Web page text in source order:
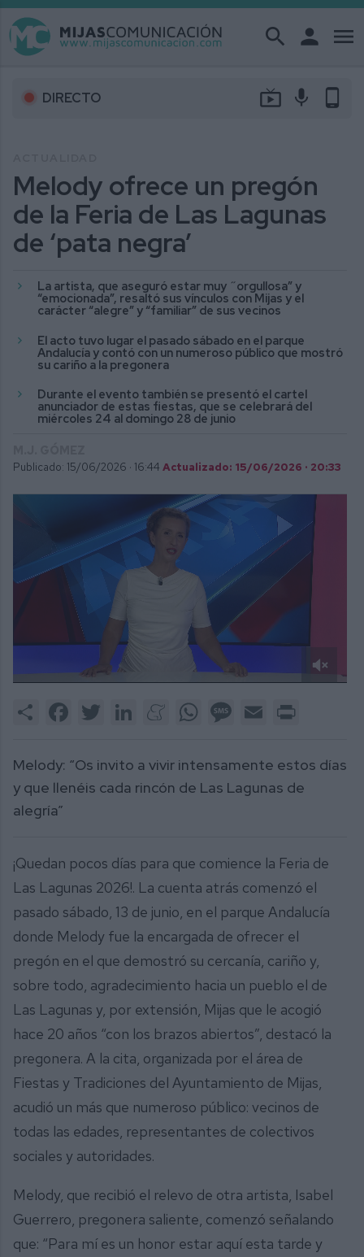
search person menu
DIRECTO live_tv mic phone_android
Melody ofrece un pregón
de la Feria de Las Lagunas
de ‘pata negra’
La artista, que aseguró estar muy ˝orgullosa” y
“emocionada”, resaltó sus vínculos con Mijas y el
carácter “alegre” y “familiar” de sus vecinos
El acto tuvo lugar el pasado sábado en el parque
Andalucía y contó con un numeroso público que mostró
su cariño a la pregonera
Durante el evento también se presentó el cartel
anunciador de estas fiestas, que se celebrará del
miércoles 24 al domingo 28 de junio
Publicado: 15/06/2026 · 16:44 Actualizado: 15/06/2026 · 20:33
3
Share FacebookTwitter LinkedInMeneameWhatsAppMessage
Email
Melody: “Os invito a vivir intensamente estos días
y que llenéis cada rincón de Las Lagunas de
alegría”
¡Quedan pocos días para que comience la Feria de
Las Lagunas 2026!. La cuenta atrás comenzó el
pasado sábado, 13 de junio, en el parque Andalucía
donde Melody fue la encargada de ofrecer el
pregón en el que demostró su cercanía, cariño y,
sobre todo, agradecimiento hacia un pueblo el de
Las Lagunas y, por extensión, Mijas que le acogió
hace 20 años “con los brazos abiertos”, destacó la
pregonera. A la cita, organizada por el área de
Fiestas y Tradiciones del Ayuntamiento de Mijas,
acudió un más que numeroso público: vecinos de
todas las edades, representantes de colectivos
sociales y autoridades.
Melody, que recibió el relevo de otra artista, Isabel
Guerrero, pregonera saliente, comenzó señalando
que: “Para mí es un honor estar aquí esta tarde y